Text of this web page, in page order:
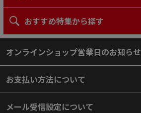
おすすめ特集から探す
オンラインショップ営業日のお知らせ
お支払い方法について
メール受信設定について